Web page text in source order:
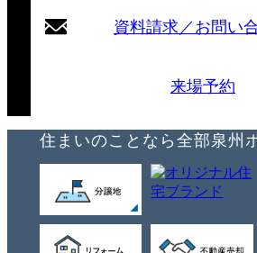
資料請求／お問い
来場予約
住まいのことなら全部泉州